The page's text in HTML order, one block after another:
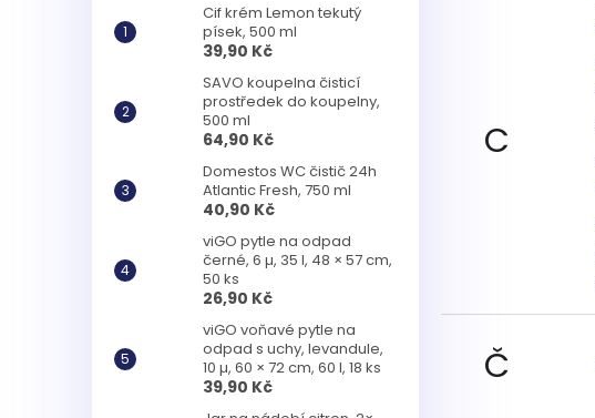
Cif krém Lemon tekutý
písek, 500 ml
39,90 Kč
SAVO koupelna čisticí
prostředek do koupelny,
500 ml
64,90 Kč
Domestos WC čistič 24h
Atlantic Fresh, 750 ml
40,90 Kč
viGO pytle na odpad
černé, 6 µ, 35 l, 48 × 57 cm,
50 ks
26,90 Kč
viGO voňavé pytle na
odpad s uchy, levandule,
10 µ, 60 × 72 cm, 60 l, 18 ks
39,90 Kč
C
Č